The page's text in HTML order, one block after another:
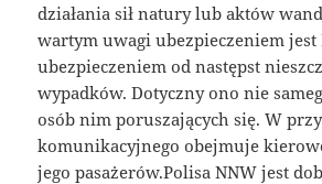
działania sił natury lub aktów
wartym uwagi ubezpieczeniem jest
ubezpieczeniem od następst
wypadków. Dotyczny ono nie
osób nim poruszających się. W
komunikacyjnego obejmuje
jego pasażerów.Polisa NNW jest